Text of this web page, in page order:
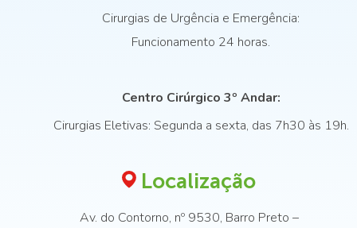
Cirurgias de Urgência e Emergência:
Funcionamento 24 horas.
Centro Cirúrgico 3º Andar:
Cirurgias Eletivas: Segunda a sexta, das 7h30 às 19h.
Localização
Av. do Contorno, nº 9530, Barro Preto –